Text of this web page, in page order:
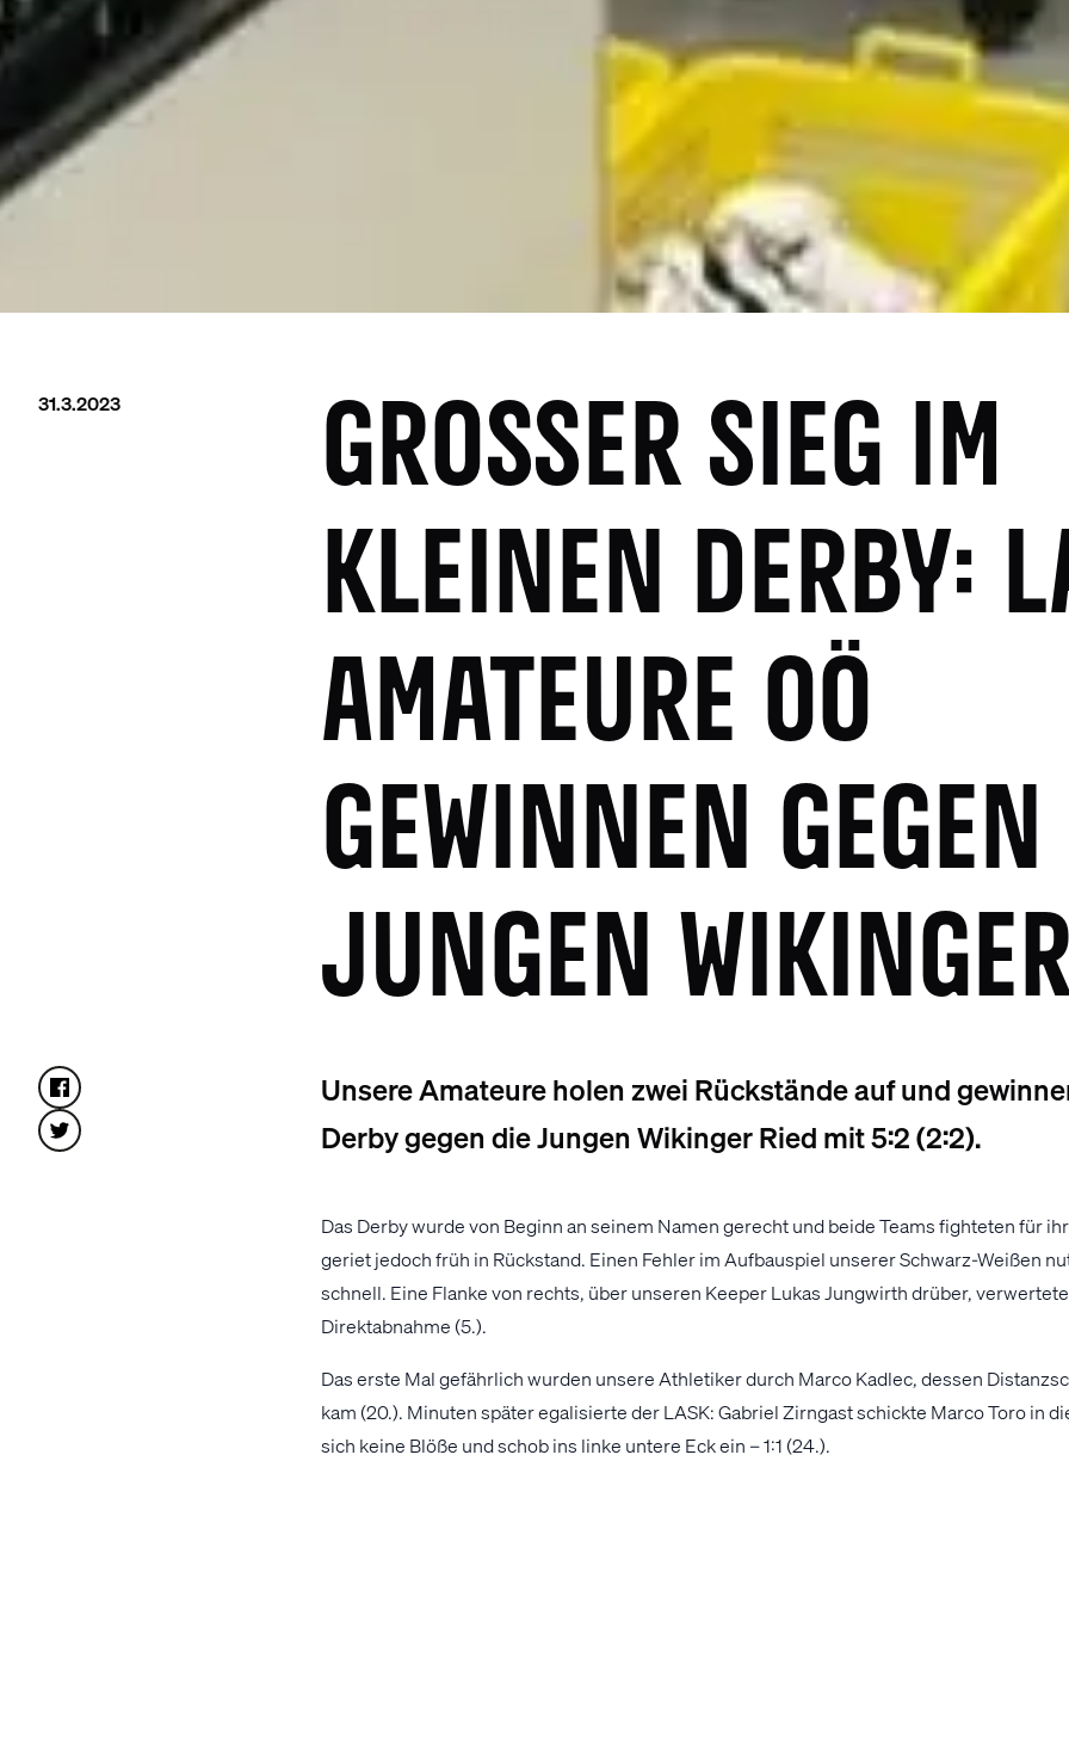
31.3.2023
GROSSER SIEG IM K
LEINEN DERBY:
MATEURE OÖ G
EWINNEN GEGEN
UNGEN WIKINGER
Unsere Amateure holen zwei Rückstände auf und
Derby gegen die Jungen Wikinger Ried mit 5:2 (2:2).
Das Derby wurde von Beginn an seinem Namen gerecht und beide Teams fighteten für
geriet jedoch früh in Rückstand. Einen Fehler im Aufbauspiel unserer Schwarz-Weißen
schnell. Eine Flanke von rechts, über unseren Keeper Lukas Jungwirth drüber,
Direktabnahme (5.).
Das erste Mal gefährlich wurden unsere Athletiker durch Marco Kadlec, dessen
kam (20.). Minuten später egalisierte der LASK: Gabriel Zirngast schickte Marco Toro in
sich keine Blöße und schob ins linke untere Eck ein – 1:1 (24.).